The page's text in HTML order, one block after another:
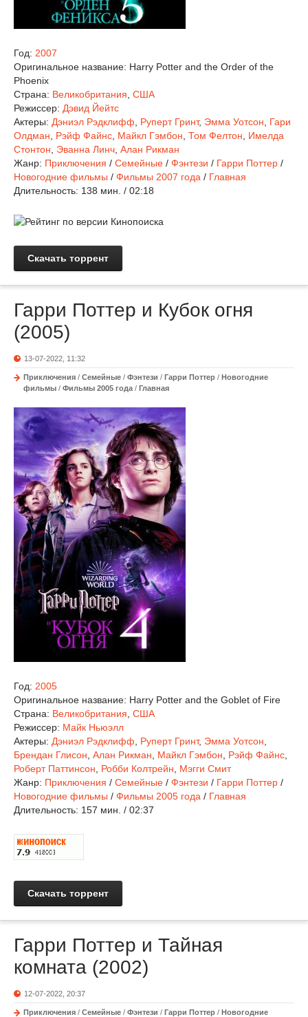
Год: 2007
Оригинальное название: Harry Potter and the Order of the
Phoenix
Страна: Великобритания США
Режиссер: Дэвид Йейтс
Актеры: Дэниэл Рэдклифф Руперт Гринт, Эмма Уотсон
Гари
Олдман
Рэйф Файнс Майкл Гэмбон Том Фелтон
Имелда
Стонтон
Эванна Линч Алан Рикман
Жанр: Приключения / Семейные / Фэнтези / Гарри Поттер /
Новогодние фильмы / Фильмы 2007 года / Главная
Длительность: 138 мин. / 02:18
Скачать торрент
Гарри Поттер и Кубок огня
(2005)
13-07-2022, 11:32
Приключения / Семейные / Фэнтези / Гарри Поттер / Новогодние
фильмы / Фильмы 2005 года / Главная
Год: 2005
Оригинальное название: Harry Potter and the Goblet of Fire
Страна: Великобритания США
Режиссер: Майк Ньюэлл
Актеры: Дэниэл Рэдклифф Руперт Гринт, Эмма Уотсон
Брендан Глисон Алан Рикман Майкл Гэмбон Рэйф Файнс
Роберт Паттинсон
Робби Колтрейн
Мэгги Смит
Жанр: Приключения / Семейные / Фэнтези / Гарри Поттер /
Новогодние фильмы / Фильмы 2005 года / Главная
Длительность: 157 мин. / 02:37
Скачать торрент
Гарри Поттер и Тайная
комната (2002)
12-07-2022, 20:37
Приключения / Семейные / Фэнтези / Гарри Поттер / Новогодние